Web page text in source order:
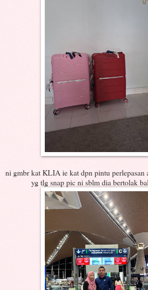
ni gmbr kat KLIA ie kat dpn pintu perlepasan
yg tlg snap pic ni sblm dia bertolak